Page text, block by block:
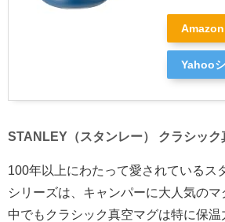
Amazon
Yahoo
STANLEY（スタンレー） クラシック
100年以上にわたって愛されているス
シリーズは、キャンパーに大人気の
中でもクラシック真空マグは特に保